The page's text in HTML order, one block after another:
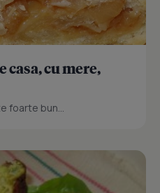
cu mere,
foarte bun...